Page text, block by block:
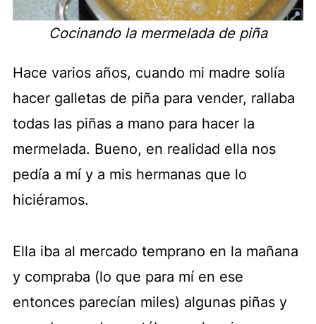
Cocinando la mermelada de piña
Hace varios años, cuando mi madre solía
hacer galletas de piña para vender, rallaba
todas las piñas a mano para hacer la
mermelada. Bueno, en realidad ella nos
pedía a mí y a mis hermanas que lo
hiciéramos.
Ella iba al mercado temprano en la mañana
y compraba (lo que para mí en ese
entonces parecían miles) algunas piñas y